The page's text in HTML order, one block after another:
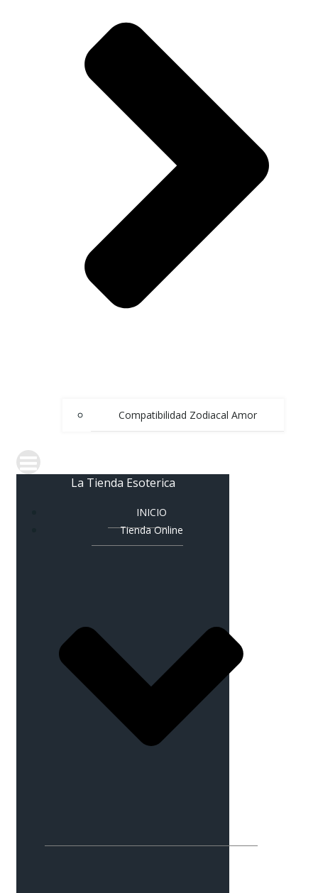
Compatibilidad Zodiacal Amor
La Tienda Esoterica
INICIO
Tienda Online